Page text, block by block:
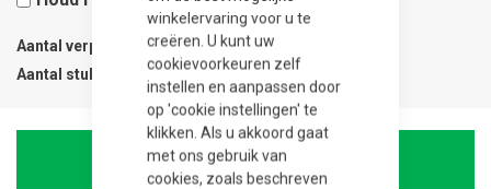
winkelervaring voor u te
creëren. U kunt uw
cookievoorkeuren zelf
instellen en aanpassen door
op 'cookie instellingen' te
klikken. Als u akkoord gaat
met ons gebruik van
cookies, zoals beschreven
Aantal verpakkingen 0.07
Aantal stuks
In Winkelwagen